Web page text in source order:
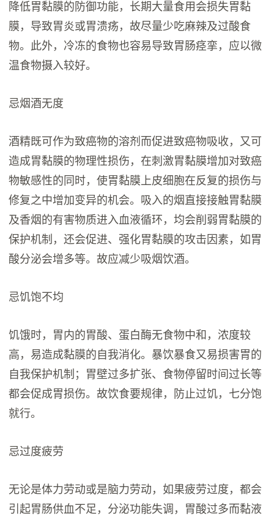
降低胃黏膜的防御功能，长期大量食用会损失胃黏
膜，导致胃炎或胃溃疡，故尽量少吃麻辣及过酸食
物。此外，冷冻的食物也容易导致胃肠痉挛，应以微
温食物摄入较好。
忌烟酒无度
酒精既可作为致癌物的溶剂而促进致癌物吸收，又可
造成胃黏膜的物理性损伤，在刺激胃黏膜增加对致癌
物敏感性的同时，使胃黏膜上皮细胞在反复的损伤与
修复之中增加变异的机会。吸入的烟直接接触胃黏膜
及香烟的有害物质进入血液循环，均会削弱胃黏膜的
保护机制，还会促进、强化胃黏膜的攻击因素，如胃
酸分泌会增多等。故应减少吸烟饮酒。
忌饥饱不均
饥饿时，胃内的胃酸、蛋白酶无食物中和，浓度较
高，易造成黏膜的自我消化。暴饮暴食又易损害胃的
自我保护机制；胃壁过多扩张、食物停留时间过长等
都会促成胃损伤。故饮食要规律，防止过饥，七分饱
就行。
忌过度疲劳
无论是体力劳动或是脑力劳动，如果疲劳过度，都会
引起胃肠供血不足，分泌功能失调，胃酸过多而黏液